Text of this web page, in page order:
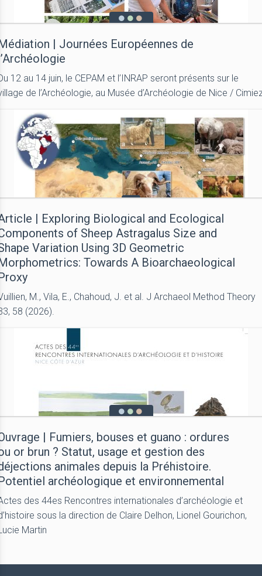
| Journées Européennes de
12 au 14 juin, le CEPAM et l’INRAP seront présents sur le
de l’Archéologie, au Musée d’Archéologie de Nice /
| Exploring Biological and Ecological
of Sheep Astragalus Size and
Variation Using 3D Geometric
Towards A Bioarchaeological
M., Vila, E., Chahoud, J. et al. J Archaeol Method Theory
58 (2026).
| Fumiers, bouses et guano : ordures
or brun ? Statut, usage et gestion des
animales depuis la Préhistoire.
archéologique et environnemental
des 44es Rencontres internationales d’archéologie et
sous la direction de Claire Delhon, Lionel Gourichon,
Martin